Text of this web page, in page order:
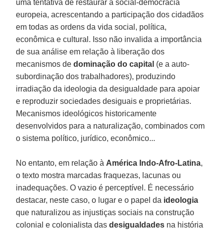
uma tentativa de restaurar a social-democracia
europeia, acrescentando a participação dos cidadãos
em todas as ordens da vida social, política,
econômica e cultural. Isso não invalida a importância
de sua análise em relação à liberação dos
mecanismos dedominação do capital (e a auto-
subordinação dos trabalhadores), produzindo
irradiação da ideologia da desigualdade para apoiar
e reproduzir sociedades desiguais e proprietárias.
Mecanismos ideológicos historicamente
desenvolvidos para a naturalização, combinados com
o sistema político, jurídico, econômico...
No entanto, em relação à América Indo-Afro-Latina,
o texto mostra marcadas fraquezas, lacunas ou
inadequações. O vazio é perceptível. É necessário
destacar, neste caso, o lugar e o papel da ideologia
que naturalizou as injustiças sociais na construção
colonial e colonialista dasdesigualdades na história